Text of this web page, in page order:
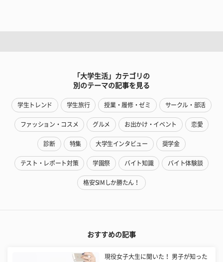
「大学生活」カテゴリの
別のテーマの記事を見る
学生トレンド 学生旅行 授業・履修・ゼミ サークル・部活
ファッション・コスメ グルメ お出かけ・イベント 恋愛
診断 特集 大学生インタビュー 奨学金
テスト・レポート対策 学園祭 バイト知識 バイト体験談
格安SIMしか勝たん！
おすすめの記事
現役女子大生に聞いた！ 男子が知った